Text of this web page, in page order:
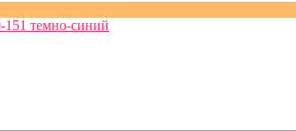
темно-синий